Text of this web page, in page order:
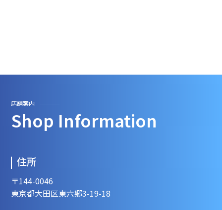
店舗案内
Shop Information
住所
〒144-0046
東京都大田区東六郷3-19-18